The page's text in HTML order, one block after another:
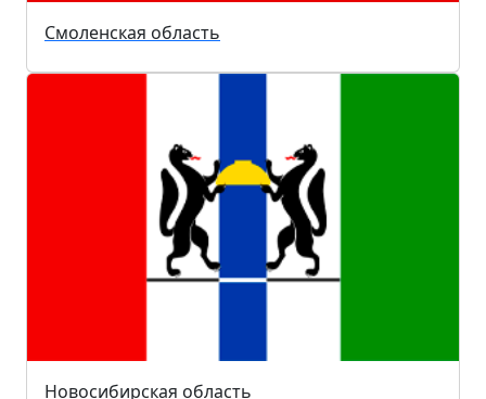
Смоленская область
Новосибирская область